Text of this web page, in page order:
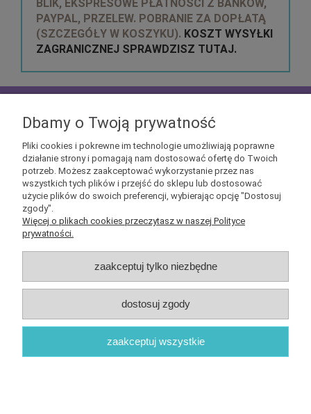
BLIK, EKSPRESOWE PŁATNOŚCI Z BANKÓW,
PAYPAL, PRZELEW. POBRANIE ZA DOPŁATĄ
(SZCZEGÓŁY W KOSZYKU). KOSZT WYSYŁKI
ZAGRANICZNEJ SPRAWDZISZ TUTAJ.
otrzymać kupony rabatowe na geekowe itemy
O nas
Dbamy o Twoją prywatność
Pliki cookies i pokrewne im technologie umożliwiają poprawne
działanie strony i pomagają nam dostosować ofertę do Twoich
potrzeb. Możesz zaakceptować wykorzystanie przez nas
wszystkich tych plików i przejść do sklepu lub dostosować
użycie plików do swoich preferencji, wybierając opcję "Dostosuj
zgody".
Więcej o plikach cookies przeczytasz w naszej Polityce
prywatności.
zaakceptuj tylko niezbędne
dostosuj zgody
zaakceptuj wszystkie